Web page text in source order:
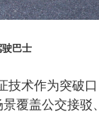
巴士
术作为突破
覆盖公交接驳